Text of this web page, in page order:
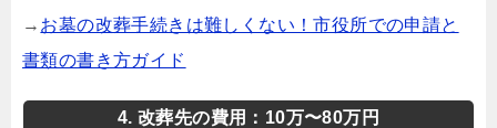
→ お墓の改葬手続きは難しくない！市役所での申請と
書類の書き方ガイド
4. 改葬先の費用：10万〜80万円